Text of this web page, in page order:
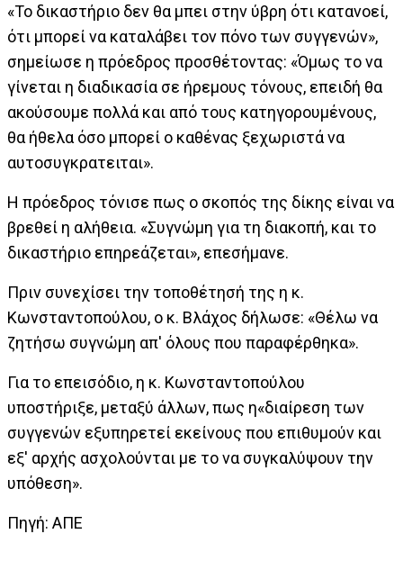
«Το δικαστήριο δεν θα μπει στην ύβρη ότι κατανοεί,
ότι μπορεί να καταλάβει τον πόνο των συγγενών»,
σημείωσε η πρόεδρος προσθέτοντας: «Όμως το να
γίνεται η διαδικασία σε ήρεμους τόνους, επειδή θα
ακούσουμε πολλά και από τους κατηγορουμένους,
θα ήθελα όσο μπορεί ο καθένας ξεχωριστά να
αυτοσυγκρατειται».
Η πρόεδρος τόνισε πως ο σκοπός της δίκης είναι να
βρεθεί η αλήθεια. «Συγνώμη για τη διακοπή, και το
δικαστήριο επηρεάζεται», επεσήμανε.
Πριν συνεχίσει την τοποθέτησή της η κ.
Κωνσταντοπούλου, ο κ. Βλάχος δήλωσε: «Θέλω να
ζητήσω συγνώμη απ' όλους που παραφέρθηκα».
Για το επεισόδιο, η κ. Κωνσταντοπούλου
υποστήριξε, μεταξύ άλλων, πως η«διαίρεση των
συγγενών εξυπηρετεί εκείνους που επιθυμούν και
εξ' αρχής ασχολούνται με το να συγκαλύψουν την
υπόθεση».
Πηγή: ΑΠΕ